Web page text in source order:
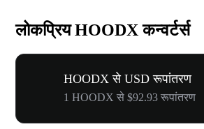
लोकप्रिय HOODX कन्वर्टर्स
HOODX से USD रूपांतरण
1 HOODX से $92.93 रूपांतरण